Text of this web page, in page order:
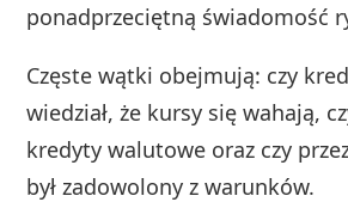
ponadprzeciętną świadomość
Częste wątki obejmują: czy
wiedział, że kursy się wahają,
kredyty walutowe oraz czy
był zadowolony z warunków.